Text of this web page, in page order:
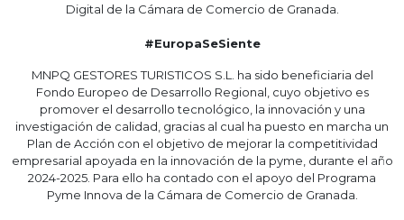
Digital de la Cámara de Comercio de Granada.
#EuropaSeSiente
MNPQ GESTORES TURISTICOS S.L. ha sido beneficiaria del
Fondo Europeo de Desarrollo Regional, cuyo objetivo es
promover el desarrollo tecnológico, la innovación y una
investigación de calidad, gracias al cual ha puesto en marcha un
Plan de Acción con el objetivo de mejorar la competitividad
empresarial apoyada en la innovación de la pyme, durante el año
2024-2025. Para ello ha contado con el apoyo del Programa
Pyme Innova de la Cámara de Comercio de Granada.